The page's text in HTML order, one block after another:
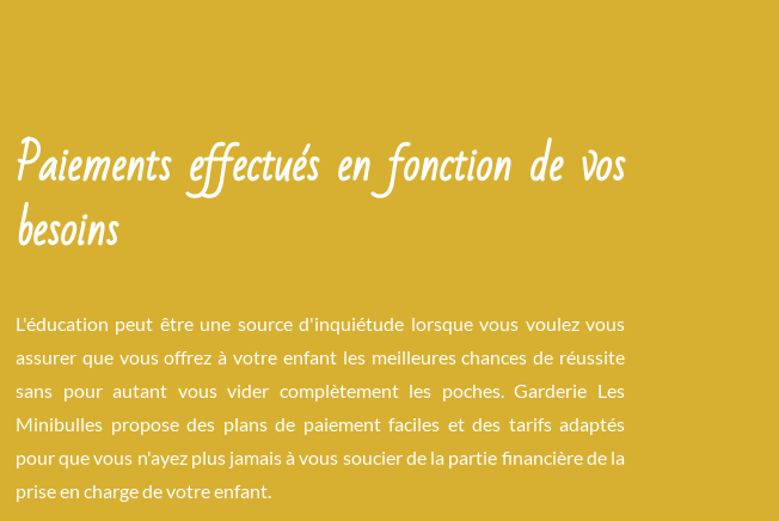
Paiements effectués en fonction de vos
besoins
L'éducation peut être une source d'inquiétude lorsque vous voulez vous
assurer que vous offrez à votre enfant les meilleures chances de réussite
sans pour autant vous vider complètement les poches. Garderie Les
Minibulles propose des plans de paiement faciles et des tarifs adaptés
pour que vous n'ayez plus jamais à vous soucier de la partie financière de la
prise en charge de votre enfant.